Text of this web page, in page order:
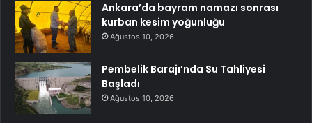
Ankara’da bayram namazı sonrası
kurban kesim yoğunluğu
Ağustos 10, 2026
Pembelik Barajı’nda Su Tahliyesi
Başladı
Ağustos 10, 2026